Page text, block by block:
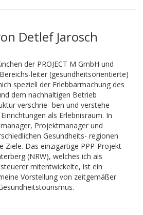
Detlef Jarosch
der PROJECT M GmbH und
leiter (gesundheitsorientierte)
speziell der Erlebbarmachung des
dem nachhaltigen Betrieb
verschrie- ben und verstehe
als Erlebnisraum. In
Projektmanager und
Gesundheits- regionen
Ziele. Das einzigartige PPP-Projekt
(NRW), welches ich als
mitentwickelte, ist ein
Vorstellung von zeitgemäßer